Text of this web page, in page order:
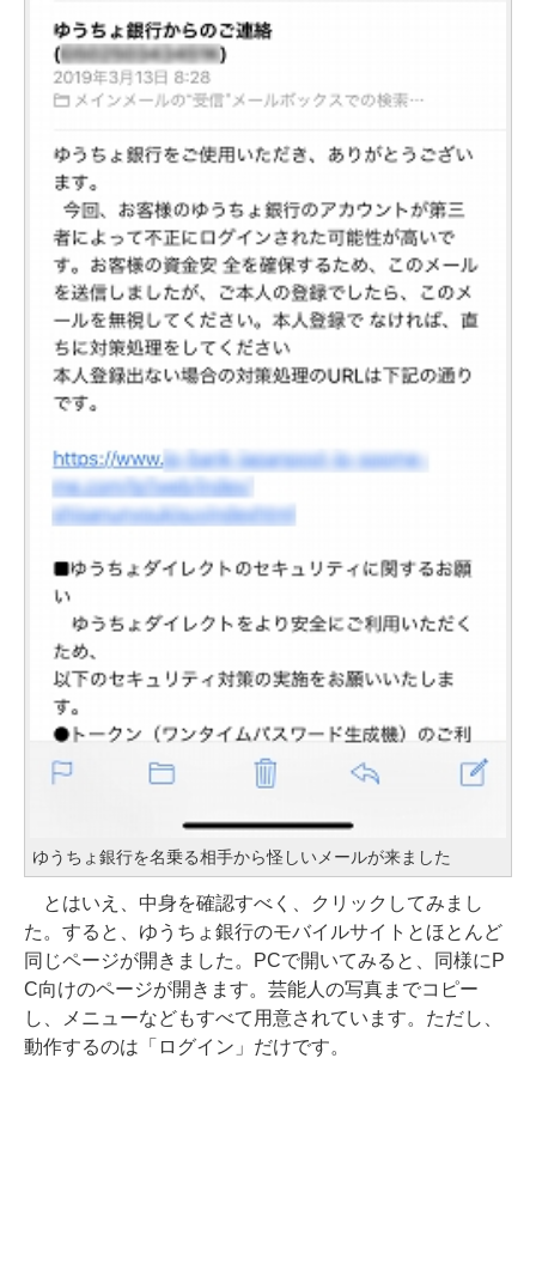
ゆうちょ銀行を名乗る相手から怪しいメールが来ました
とはいえ、中身を確認すべく、クリックしてみまし
た。すると、ゆうちょ銀行のモバイルサイトとほとんど
同じページが開きました。PCで開いてみると、同様にP
C向けのページが開きます。芸能人の写真までコピー
し、メニューなどもすべて用意されています。ただし、
動作するのは「ログイン」だけです。